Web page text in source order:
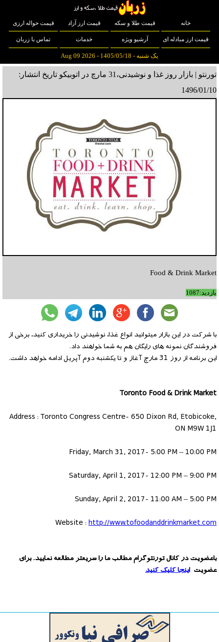
خانه قیمت طلا و سکه قیمت ارز آزاد قیمت حواله ارزی
قیمت ارز مبادله ای آرشیو ویژه خدمات تماس با زربان
یک شنبه - 1405/05/18 - Aug 09 2026
تورنتو | بازار روز غذا و نوشیدنی،31 مارچ در اتوبیکو
تاریخ انتشار:
1496/01/10
Food & Drink Market
بازدید:1087
با شرکت در این بازار میتوانید انواع غذا، نوشیدنی را خریداری کنید، برخی از
فروشندگان نمونه های رایگان هم به شما خواهند داد.
این برنامه از روز 31 مارچ آغاز و تا یکشنبه دوم آپریل ادامه خواهد داشت.
Toronto Food & Drink Market
Address : Toronto Congress Centre- 650 Dixon Rd, Etobicoke,
ON M9W 1J1
Friday, March 31, 2017- 5:00 PM – 10:00 PM
Saturday, April 1, 2017- 12:00 PM – 9:00 PM
Sunday, April 2, 2017- 11:00 AM – 5:00 PM
Website :http://www.tofoodanddrinkmarket.com
باعضویت در کانال تورنتوگرام مطالب ما را سریعتر مطالعه نمایید. برای
عضویت اینجا کلیک کنید